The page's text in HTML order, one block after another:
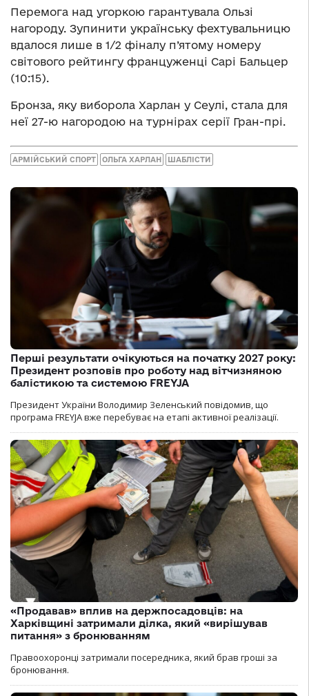
Перемога над угоркою гарантувала Ользі
нагороду. Зупинити українську фехтувальницю
вдалося лише в 1/2 фіналу п’ятому номеру
світового рейтингу француженці Сарі Бальцер
(10:15).
Бронза, яку виборола Харлан у Сеулі, стала для
неї 27-ю нагородою на турнірах серії Гран-прі.
АРМІЙСЬКИЙ СПОРТ ОЛЬГА ХАРЛАН ШАБЛІСТИ
Перші результати очікуються на початку 2027 року:
Президент розповів про роботу над вітчизняною
балістикою та системою FREYJA
Президент України Володимир Зеленський повідомив, що
програма FREYJA вже перебуває на етапі активної реалізації.
«Продавав» вплив на держпосадовців: на
Харківщині затримали ділка, який «вирішував
питання» з бронюванням
Правоохоронці затримали посередника, який брав гроші за
бронювання.